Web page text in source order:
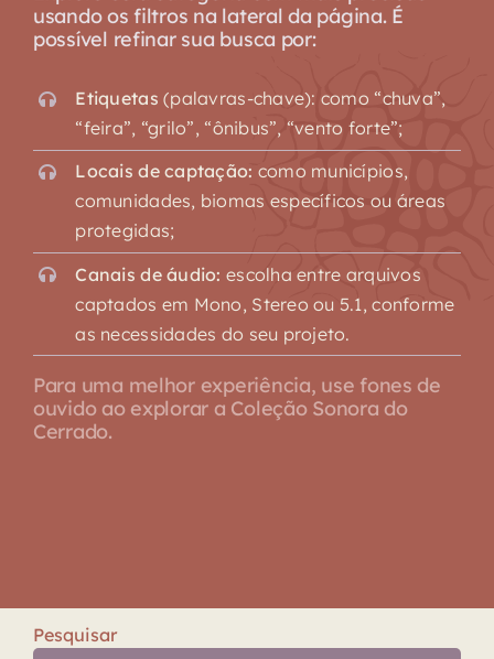
usando os filtros na lateral da página. É
possível refinar sua busca por:
Etiquetas (palavras-chave): como “chuva”,
“feira”, “grilo”, “ônibus”, “vento forte”;
Locais de captação: como municípios,
comunidades, biomas específicos ou áreas
protegidas;
Canais de áudio: escolha entre arquivos
captados em Mono, Stereo ou 5.1, conforme
as necessidades do seu projeto.
Para uma melhor experiência, use fones de
ouvido ao explorar a Coleção Sonora do
Cerrado.
Pesquisar